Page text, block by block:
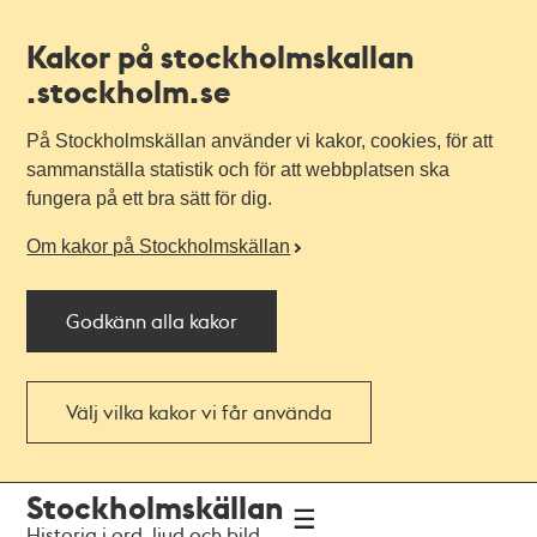
Kakor på stockholmskallan
.stockholm.se
På Stockholmskällan använder vi kakor, cookies, för att
sammanställa statistik och för att webbplatsen ska
fungera på ett bra sätt för dig.
Om kakor på Stockholmskällan
Godkänn alla kakor
Välj vilka kakor vi får använda
navigationen
huvudinnehållet
Stockholmskällan